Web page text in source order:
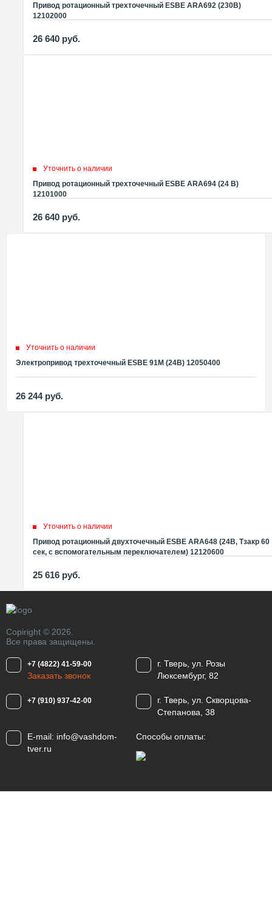
Привод ротационный трехточечный ESBE ARA692 (230В)
12102000
26 640 руб.
Уточнить о наличии
Привод ротационный трехточечный ESBE ARA694 (24 В)
12101000
26 640 руб.
Уточнить о наличии
Электропривод трехточечный ESBE 91М (24В) 12050400
26 244 руб.
Уточнить о наличии
Привод ротационный двухточечный ESBE ARA648 (24В, Tзакр 60
сек, с вспомогательным переключателем) 12120600
25 616 руб.
Copiright © 2026.
Все права защищены.
+7 (4822) 41-59-00
Заказать звонок
г. Тверь, ул. Розы
Люксембург, 82
+7 (910) 937-42-00
г. Тверь, ул. Скворцова-
Степанова, 38
E-mail: info@vashdom-
tver.ru
Способы оплаты: